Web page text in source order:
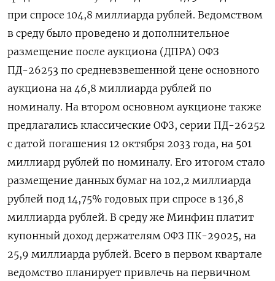
‌при спросе 104,8 миллиарда рублей. Ведомством
в ‌среду было проведено и дополнительное
размещение после аукциона (ДПРА) ОФЗ
ПД-26253 по средневзвешенной цене основного ​
аукциона на 46,8 миллиарда рублей по
номиналу. На втором основном аукционе также
предлагались классические ‌ОФЗ, серии ПД-26252
с датой погашения 12 октября 2033 года, на 501 ​
миллиард рублей по номиналу. Его итогом стало
размещение данных бумаг на 102,2 миллиарда
рублей ‌под 14,75% годовых при спросе в 136,8
миллиарда рублей. В среду же Минфин платит
купонный доход держателям ОФЗ ПК-29025, на
25,9 миллиарда рублей. Всего в ​первом квартале
ведомство ​планирует привлечь на первичном